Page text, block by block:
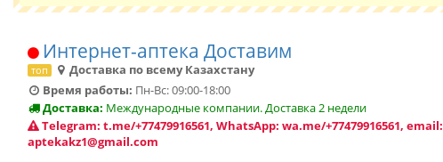
Интернет-аптека Доставим
топ
Доставка по всему Казахстану
Время работы: Пн-Вс: 09:00-18:00
Доставка: Международные компании. Доставка 2 недели
Telegram: t.me/+77479916561, WhatsApp: wa.me/+77479916561, email:
aptekakz1@gmail.com